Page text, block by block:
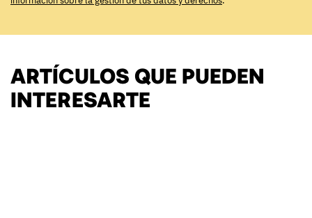
ARTÍCULOS QUE PUEDEN
INTERESARTE